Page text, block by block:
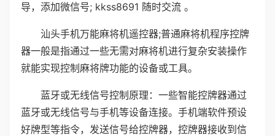
导，添加微信号; kkss8691 随时交流 。
汕头手机万能麻将机遥控器;普通麻将机程序控牌
器一般是指通过一些无需对麻将机进行复杂安装操作
就能实现控制麻将牌功能的设备或工具。
蓝牙或无线信号控制原理：一些智能控牌器通过
蓝牙或无线信号与手机等设备连接。手机端软件预设
好牌型等指令，发送信号给控牌器，控牌器接收到信